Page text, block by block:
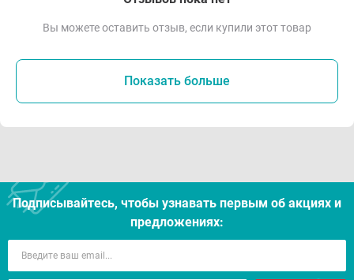
Вы можете оставить отзыв, если купили этот товар
Показать больше
Подписывайтесь, чтобы узнавать первым об акцияx и
предложениях: